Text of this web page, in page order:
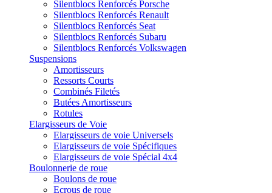
Silentblocs Renforcés Porsche
Silentblocs Renforcés Renault
Silentblocs Renforcés Seat
Silentblocs Renforcés Subaru
Silentblocs Renforcés Volkswagen
Suspensions
Amortisseurs
Ressorts Courts
Combinés Filetés
Butées Amortisseurs
Rotules
Elargisseurs de Voie
Elargisseurs de voie Universels
Elargisseurs de voie Spécifiques
Elargisseurs de voie Spécial 4x4
Boulonnerie de roue
Boulons de roue
Ecrous de roue